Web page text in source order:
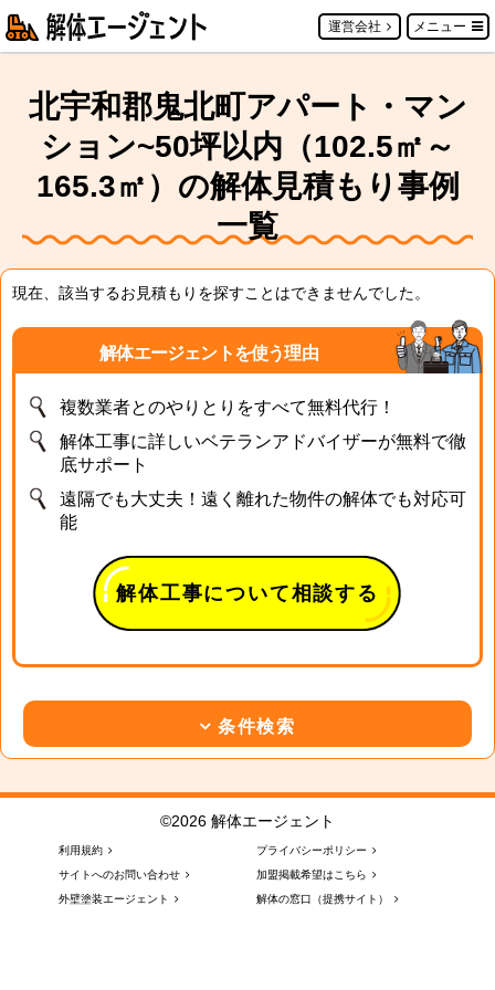
運営会社 メニュー
北宇和郡鬼北町アパート・マン
ション~50坪以内（102.5㎡～
165.3㎡）の解体見積もり事例
一覧
現在、該当するお見積もりを探すことはできませんでした。
解体エージェントを使う理由
複数業者とのやりとりをすべて無料代行！
解体工事に詳しいベテランアドバイザーが無料で徹
底サポート
遠隔でも大丈夫！遠く離れた物件の解体でも対応可
能
解体工事について相談する
条件検索
©2026 解体エージェント
利用規約
プライバシーポリシー
サイトへのお問い合わせ
加盟掲載希望はこちら
外壁塗装エージェント
解体の窓口（提携サイト）